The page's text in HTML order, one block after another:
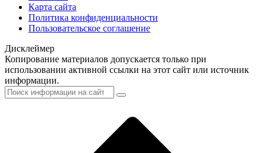
Карта сайта
Политика конфиденциальности
Пользовательское соглашение
Дисклеймер
Копирование материалов допускается только при
использовании активной ссылки на этот сайт или источник
информации.